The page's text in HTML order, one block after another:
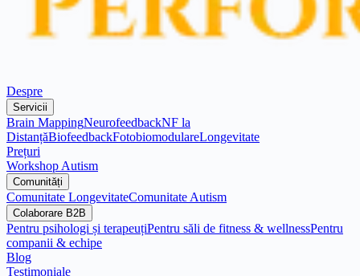
Despre
Servicii
Brain MappingNeurofeedbackNF la
DistanțăBiofeedbackFotobiomodulareLongevitate
Prețuri
Workshop Autism
Comunități
Comunitate LongevitateComunitate Autism
Colaborare B2B
Pentru psihologi și terapeuțiPentru săli de fitness & wellnessPentru
companii & echipe
Blog
Testimoniale